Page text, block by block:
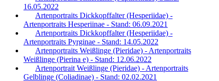
16.05.2022
Artenportraits Dickkopffalter (Hesperiidae) -
Artenportraits Hesperiinae - Stand: 06.09.2021
Artenportraits Dickkopffalter (Hesperiidae) -
Artenportraits Pyrginae - Stand: 14.05.2022
Artenportraits Weißlinge (Pieridae) - Artenportraits
Weißlinge (Pierina e) - Stand: 12.06.2022
Artenportrait Weißlinge (Pieridae) - Artenportraits
Gelblinge (Coliadinae) - Stand: 02.02.2021